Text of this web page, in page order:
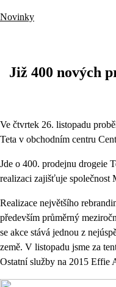
Novinky
Již 400 nových
Ve čtvrtek 26. listopadu
Teta v obchodním centru
Jde o 400. prodejnu drogeie
realizaci zajišťuje společnost
Realizace největšího
především průměrný
se akce stává jednou z
země. V listopadu jsme za
Ostatní služby na 2015 Effie